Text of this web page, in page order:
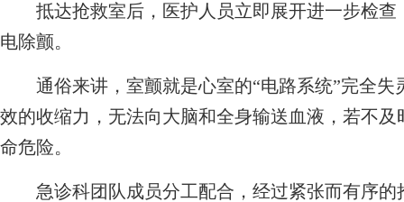
抵达抢救室后，医护人员立即展开进一步检查
电除颤。
通俗来讲，室颤就是心室的“电路系统”完全失
效的收缩力，无法向大脑和全身输送血液，若不
命危险。
急诊科团队成员分工配合，经过紧张而有序的